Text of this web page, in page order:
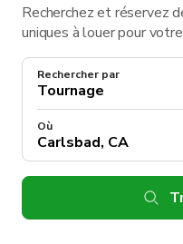
Recherchez et réservez
uniques à louer pour
Rechercher par
Où